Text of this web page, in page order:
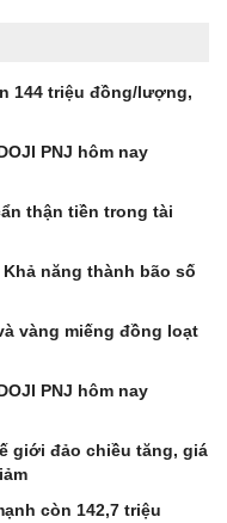
144 triệu đồng/lượng,
PNJ hôm nay
thận tiền trong tài
năng thành bão số
vàng miếng đồng loạt
PNJ hôm nay
giới đảo chiều tăng, giá
còn 142,7 triệu